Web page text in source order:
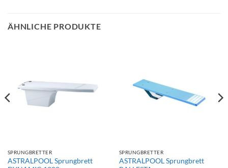
ÄHNLICHE PRODUKTE
SPRUNGBRETTER
ASTRALPOOL Sprungbrett
SPRUNGBRETTER
ASTRALPOOL Sprungbrett